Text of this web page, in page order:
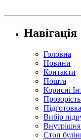
Навігація
Головна
Новини
Контакти
Пошта
Корисні
Вибір
Внутрішня
Стоп